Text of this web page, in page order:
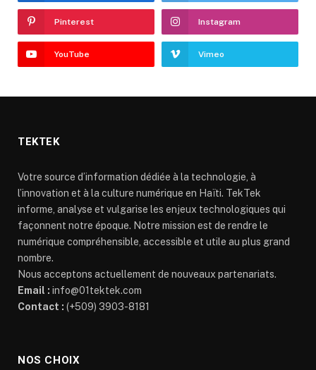
Pinterest Instagram
YouTube Vimeo
TEKTEK
Votre source d’information dédiée à la technologie, à
l’innovation et à la culture numérique en Haïti. TekTek
informe, analyse et vulgarise les enjeux technologiques qui
façonnent notre époque. Notre mission est de rendre le
numérique compréhensible, accessible et utile au plus grand
nombre.
Nous acceptons actuellement de nouveaux partenariats.
Email : info@01tektek.com
Contact : (+509) 3903-8181
NOS CHOIX